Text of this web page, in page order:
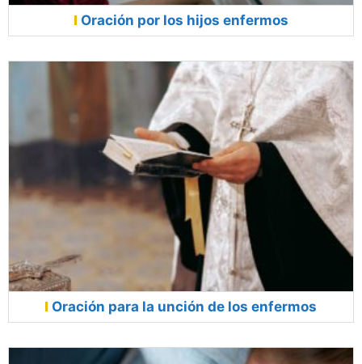
Oración por los hijos enfermos
Oración para la unción de los enfermos